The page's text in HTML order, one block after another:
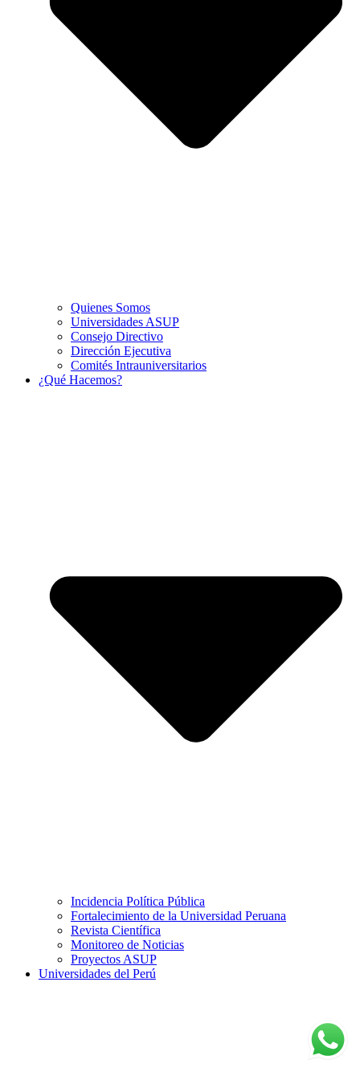
Quienes Somos
Universidades ASUP
Consejo Directivo
Dirección Ejecutiva
Comités Intrauniversitarios
¿Qué Hacemos?
Incidencia Política Pública
Fortalecimiento de la Universidad Peruana
Revista Científica
Monitoreo de Noticias
Proyectos ASUP
Universidades del Perú